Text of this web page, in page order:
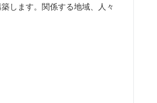
します。関係する地域、人々